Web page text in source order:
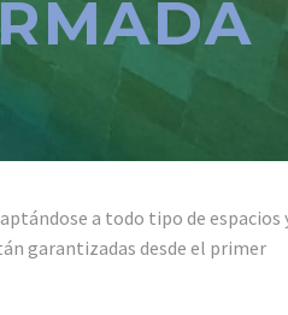
a todo tipo de espacios
garantizadas desde el primer